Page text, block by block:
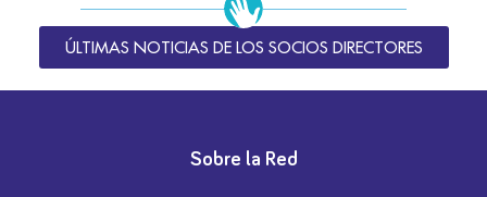
ÚLTIMAS NOTICIAS DE LOS SOCIOS DIRECTORES
Sobre la Red